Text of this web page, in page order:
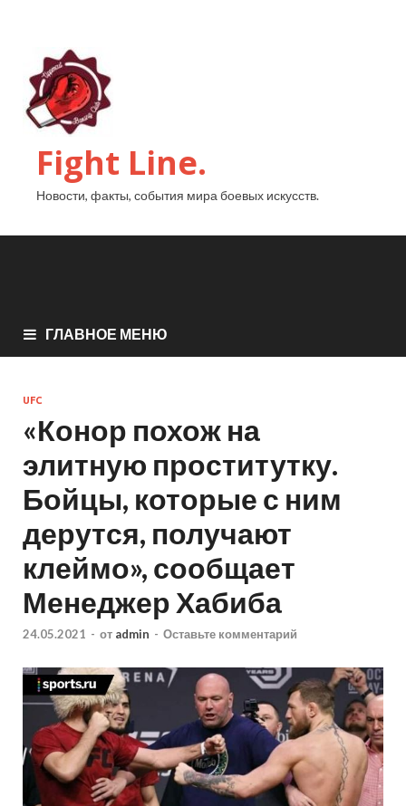
Fight Line.
Новости, факты, события мира боевых искусств.
ГЛАВНОЕ МЕНЮ
UFC
«Конор похож на
элитную проститутку.
Бойцы, которые с ним
дерутся, получают
клеймо», сообщает
Менеджер Хабиба
24.05.2021 - от admin - Оставьте комментарий